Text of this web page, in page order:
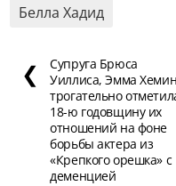
Белла Хадид
❮
Супруга Брюса
Уиллиса, Эмма
трогательно
18-ю годовщину их
отношений на фоне
борьбы актера из
«Крепкого орешка» с
деменцией